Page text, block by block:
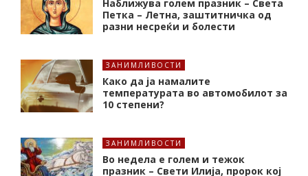
Наближува голем празник – Света
Петка – Летна, заштитничка од
разни несреќи и болести
ЗАНИМЛИВОСТИ
Како да ја намалите
температурата во автомобилот за
10 степени?
ЗАНИМЛИВОСТИ
Во недела е голем и тежок
празник – Свети Илија, пророк кој